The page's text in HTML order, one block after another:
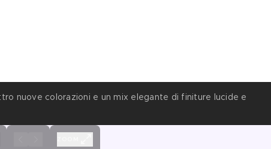
nuove colorazioni e un mix elegante di finiture lucide e